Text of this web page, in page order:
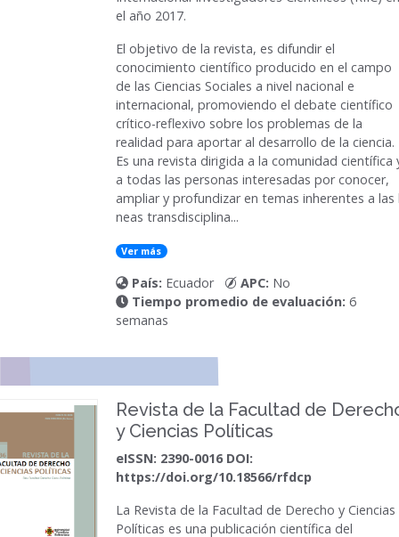
el año 2017.
El objetivo de la revista, es difundir el
conocimiento científico producido en el campo
de las Ciencias Sociales a nivel nacional e
internacional, promoviendo el debate científico
crítico-reflexivo sobre los problemas de la
realidad para aportar al desarrollo de la ciencia.
Es una revista dirigida a la comunidad científica
a todas las personas interesadas por conocer,
ampliar y profundizar en temas inherentes a
neas transdisciplina...
Ver más
País: Ecuador APC: No
Tiempo promedio de evaluación: 6
semanas
Revista de la Facultad de
y Ciencias Políticas
eISSN: 2390-0016 DOI:
https://doi.org/10.18566/rfdcp
La Revista de la Facultad de Derecho y Ciencias
Políticas es una publicación científica del